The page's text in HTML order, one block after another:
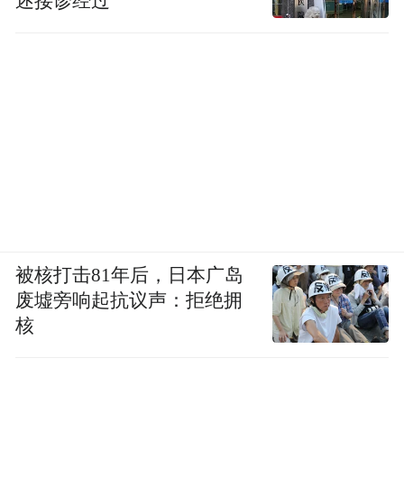
被核打击81年后，日本广岛
废墟旁响起抗议声：拒绝拥
核